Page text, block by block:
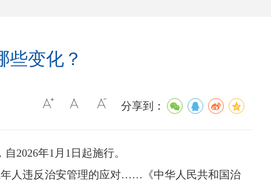
些变化？
分享到：
2026年1月1日起施行。
人违反治安管理的应对……《中华人民共和国治